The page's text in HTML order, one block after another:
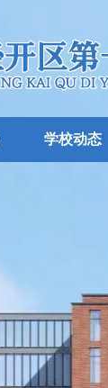
学校动态